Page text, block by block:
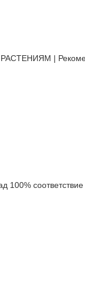
|
соответствие